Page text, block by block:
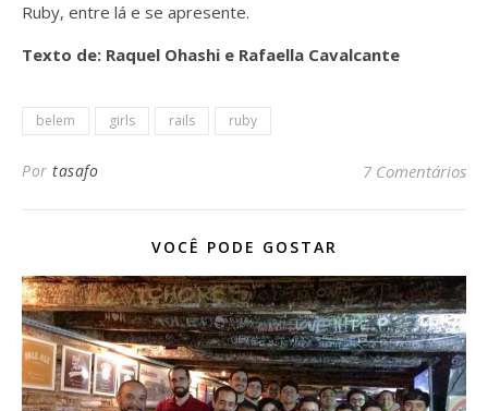
Ruby, entre lá e se apresente.
Texto de: Raquel Ohashi e Rafaella Cavalcante
belem girls rails ruby
Por tasafo 7 Comentários
VOCÊ PODE GOSTAR